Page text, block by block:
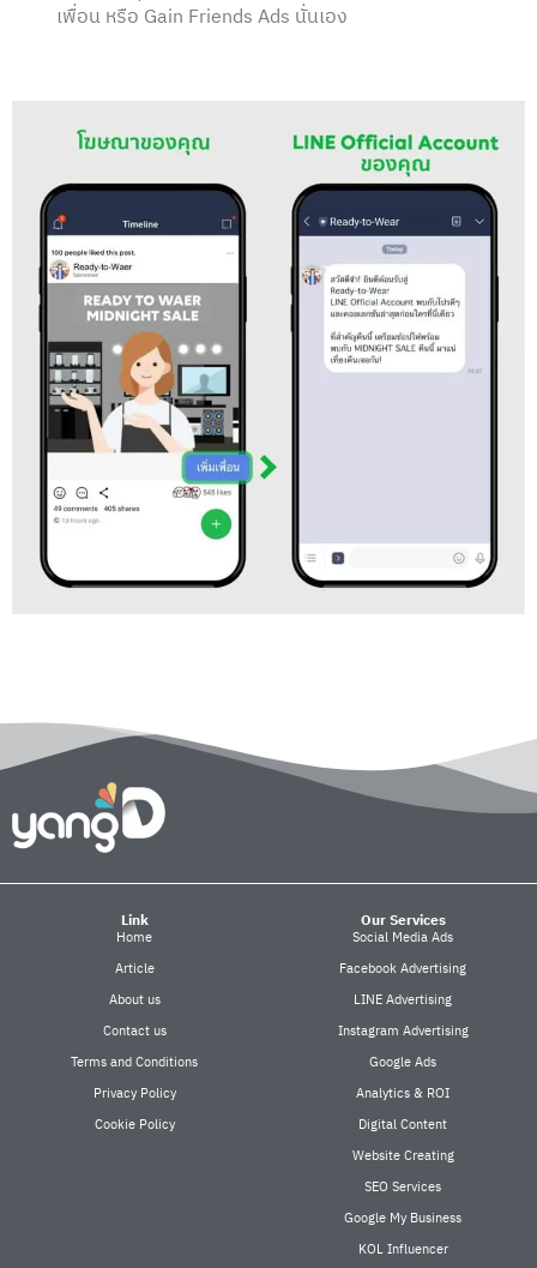
เพื่อน หรือ Gain Friends Ads นั่นเอง
Link
Home
Article
About us
Contact us
Terms and Conditions
Privacy Policy
Cookie Policy
Our Services
Social Media Ads
Facebook Advertising
LINE Advertising
Instagram Advertising
Google Ads
Analytics & ROI
Digital Content
Website Creating
SEO Services
Google My Business
KOL Influencer